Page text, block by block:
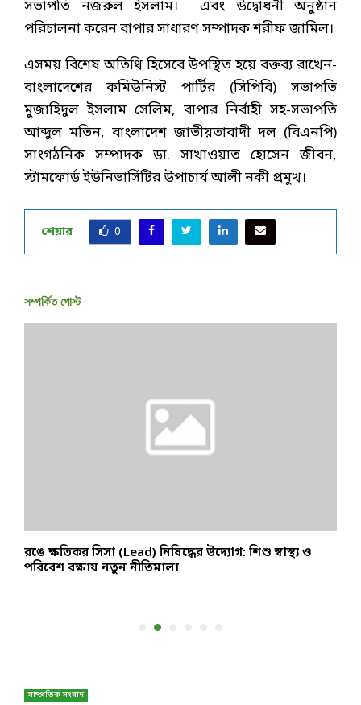
সভাপতি নজরুল ইসলাম। এবং উদ্বোধনী অনুষ্ঠান
পরিচালনা করেন বাপার সাধারণ সম্পাদক শরীফ জামিল।
এসময় বিশেষ অতিথি হিসেবে উপস্থিত হয়ে বক্তব্য রাখেন-
বাংলাদেশের কমিউনিস্ট পার্টির (সিপিবি) সভাপতি
মুজাহিদুল ইসলাম সেলিম, বাপার নির্বাহী সহ-সভাপতি
আব্দুল মতিন, বাংলাদেশ জাতীয়তাবাদী দল (বিএনপি)
সাংগঠনিক সম্পাদক ডা. সাখাওয়াত হোসেন জীবন,
স্টামফোর্ড ইউনিভার্সিটির উপাচার্য আলী নকী প্রমুখ।
শেয়ার 0
সম্পর্কিত পোস্ট
রঙে ক্ষতিকর সিসা (Lead) নিষিদ্ধের উদ্যোগ: শিশু স্বাস্থ্য ও
পরিবেশ রক্ষায় নতুন নীতিমালা
সাম্প্রতিক সংবাদ